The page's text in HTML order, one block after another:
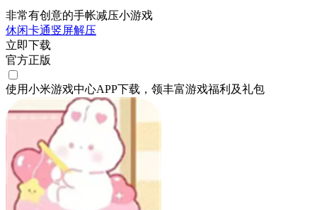
非常有创意的手帐减压小游戏
休闲卡通竖屏解压
立即下载
官方正版
使用小米游戏中心APP下载 ，领丰富游戏福利 及礼包